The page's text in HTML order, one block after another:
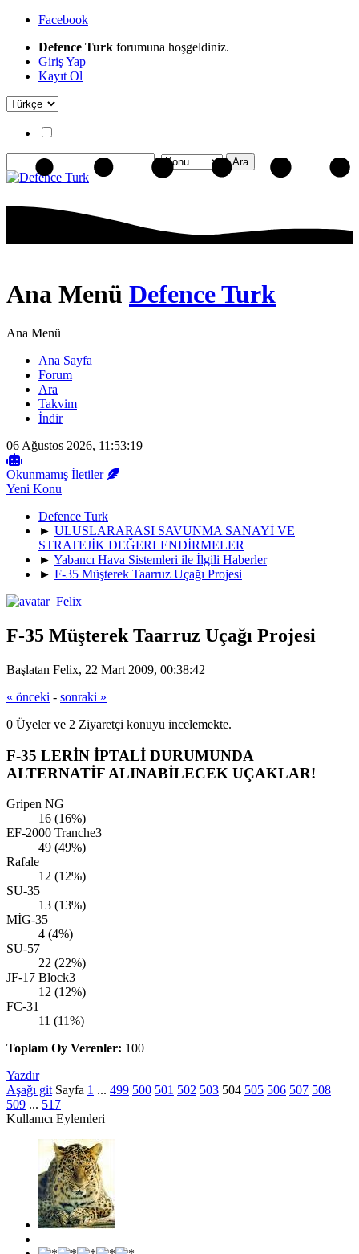
Facebook
Defence Turk forumuna hoşgeldiniz.
Giriş Yap
Kayıt Ol
Ana Menü Defence Turk
Ana Menü
Ana Sayfa
Forum
Ara
Takvim
İndir
06 Ağustos 2026, 11:53:19
Okunmamış İletiler
Yeni Konu
Defence Turk
► ULUSLARARASI SAVUNMA SANAYİ VE
STRATEJİK DEĞERLENDİRMELER
► Yabancı Hava Sistemleri ile İlgili Haberler
► F-35 Müşterek Taarruz Uçağı Projesi
F-35 Müşterek Taarruz Uçağı Projesi
Başlatan Felix, 22 Mart 2009, 00:38:42
« önceki - sonraki »
0 Üyeler ve 2 Ziyaretçi konuyu incelemekte.
F-35 LERİN İPTALİ DURUMUNDA
ALTERNATİF ALINABİLECEK UÇAKLAR!
Gripen NG
16 (16%)
EF-2000 Tranche3
49 (49%)
Rafale
12 (12%)
SU-35
13 (13%)
MİG-35
4 (4%)
SU-57
22 (22%)
JF-17 Block3
12 (12%)
FC-31
11 (11%)
Toplam Oy Verenler: 100
Yazdır
Aşağı git Sayfa 1 ... 499 500 501 502 503 504 505 506 507 508
509 ... 517
Kullanıcı Eylemleri